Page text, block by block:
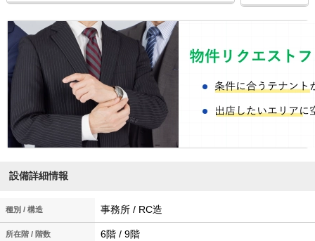
設備詳細情報
種別 / 構造 事務所 / RC造
所在階 / 階数 6階 / 9階